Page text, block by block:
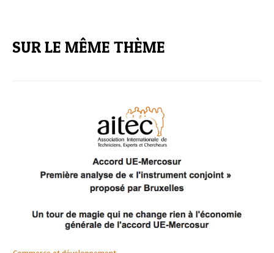
SUR LE MÊME THÈME